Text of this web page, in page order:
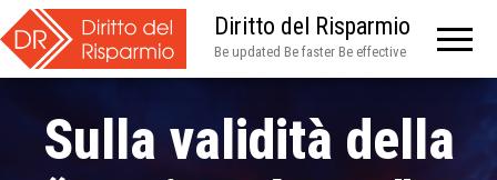
Diritto del Risparmio
Be updated Be faster Be effective
Sulla validità della